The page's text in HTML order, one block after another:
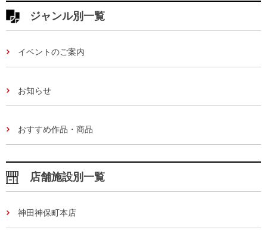
ジャンル別一覧
イベントのご案内
お知らせ
おすすめ作品・商品
店舗施設別一覧
神田神保町本店